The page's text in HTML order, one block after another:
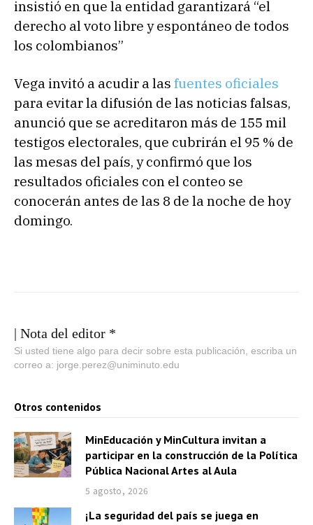
insistió en que la entidad garantizará “el
derecho al voto libre y espontáneo de todos
los colombianos”
Vega invitó a acudir a las fuentes oficiales
para evitar la difusión de las noticias falsas,
anunció que se acreditaron más de 155 mil
testigos electorales, que cubrirán el 95 % de
las mesas del país, y confirmó que los
resultados oficiales con el conteo se
conocerán antes de las 8 de la noche de hoy
domingo.
| Nota del editor *
Si usted tiene algo para decir sobre esta publicación, escriba un
correo a: jorge.perez@uniminuto.edu
Otros contenidos
MinEducación y MinCultura invitan a
participar en la construcción de la Política
Pública Nacional Artes al Aula
5 agosto, 2026
¡La seguridad del país se juega en